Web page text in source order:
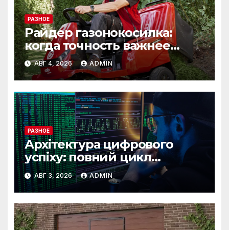
РАЗНОЕ
Райдер газонокосилка:
когда точность важнее
скорости
АВГ 4, 2026 ADMIN
РАЗНОЕ
Архітектура цифрового
успіху: повний цикл
розробки від IST Group
АВГ 3, 2026 ADMIN